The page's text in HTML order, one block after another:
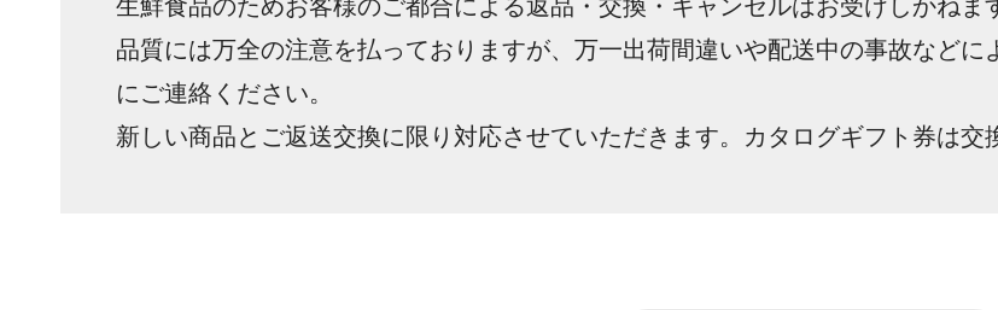
生鮮食品のためお客様のご都合による返品・交換・キャンセルはお受けしかねま
品質には万全の注意を払っておりますが、万一出荷間違いや配送中の事故など
にご連絡ください。
新しい商品とご返送交換に限り対応させていただきます。カタログギフト券は交